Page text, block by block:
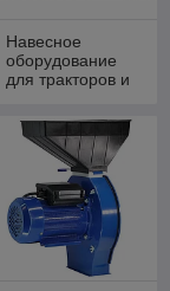
Навесное
оборудование
для тракторов и